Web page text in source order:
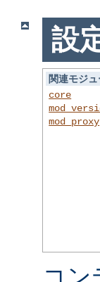
設
関連モジ
core
mod_proxy
コ